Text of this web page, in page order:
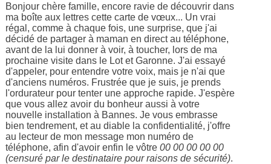
Bonjour chère famille, encore ravie de découvrir dans
ma boîte aux lettres cette carte de vœux... Un vrai
régal, comme à chaque fois, une surprise, que j'ai
décidé de partager à maman en direct au téléphone,
avant de la lui donner à voir, à toucher, lors de ma
prochaine visite dans le Lot et Garonne. J'ai essayé
d'appeler, pour entendre votre voix, mais je n'ai que
d'anciens numéros. Frustrée que je suis, je prends
l'ordurateur pour tenter une approche rapide. J'espère
que vous allez avoir du bonheur aussi à votre
nouvelle installation à Bannes. Je vous embrasse
bien tendrement, et au diable la confidentialité, j'offre
au lecteur de mon message mon numéro de
téléphone, afin d'avoir enfin le vôtre00 00 00 00 00
(censuré par le destinataire pour raisons de sécurité).